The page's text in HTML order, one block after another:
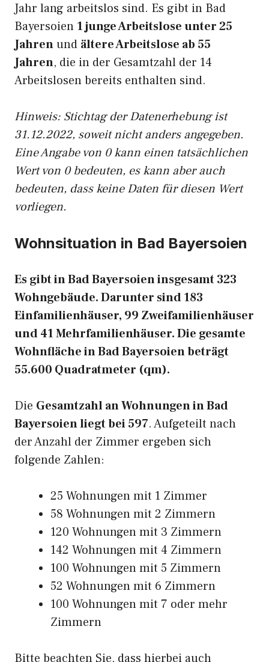
Jahr lang arbeitslos sind. Es gibt in Bad
Bayersoien 1 junge Arbeitslose unter 25
Jahrenund ältere Arbeitslose ab 55
Jahren, die in der Gesamtzahl der 14
Arbeitslosen bereits enthalten sind.
Hinweis: Stichtag der Datenerhebung ist
31.12.2022, soweit nicht anders angegeben.
Eine Angabe von 0 kann einen tatsächlichen
Wert von 0 bedeuten, es kann aber auch
bedeuten, dass keine Daten für diesen Wert
vorliegen.
Wohnsituation in Bad Bayersoien
Es gibt in Bad Bayersoien insgesamt 323
Wohngebäude. Darunter sind 183
Einfamilienhäuser, 99 Zweifamilienhäuser
und 41 Mehrfamilienhäuser. Die gesamte
Wohnfläche in Bad Bayersoien beträgt
55.600 Quadratmeter (qm).
Die Gesamtzahl an Wohnungen in Bad
Bayersoien liegt bei 597. Aufgeteilt nach
der Anzahl der Zimmer ergeben sich
folgende Zahlen:
25 Wohnungen mit 1 Zimmer
58 Wohnungen mit 2 Zimmern
120 Wohnungen mit 3 Zimmern
142 Wohnungen mit 4 Zimmern
100 Wohnungen mit 5 Zimmern
52 Wohnungen mit 6 Zimmern
100 Wohnungen mit 7 oder mehr
Zimmern
Bitte beachten Sie, dass hierbei auch